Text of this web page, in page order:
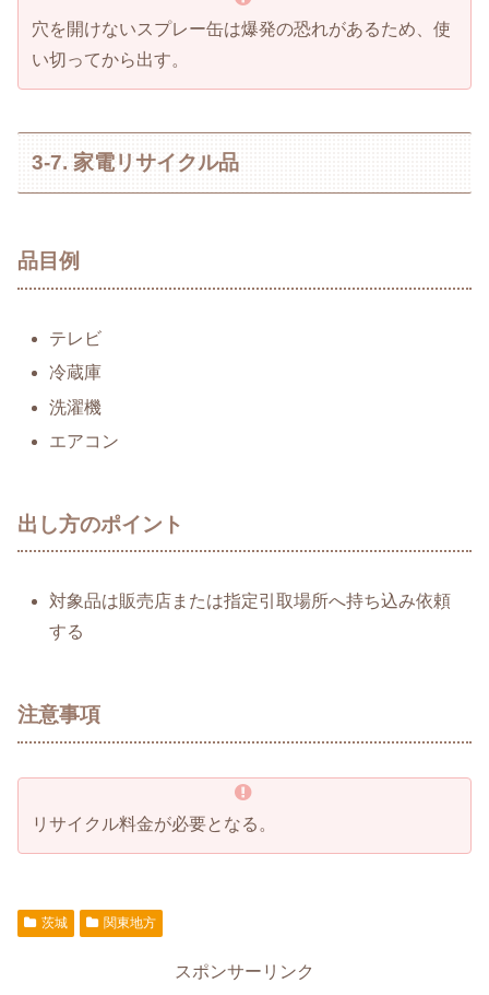
穴を開けないスプレー缶は爆発の恐れがあるため、使
い切ってから出す。
3-7. 家電リサイクル品
品目例
テレビ
冷蔵庫
洗濯機
エアコン
出し方のポイント
対象品は販売店または指定引取場所へ持ち込み依頼
する
注意事項
リサイクル料金が必要となる。
茨城 関東地方
スポンサーリンク